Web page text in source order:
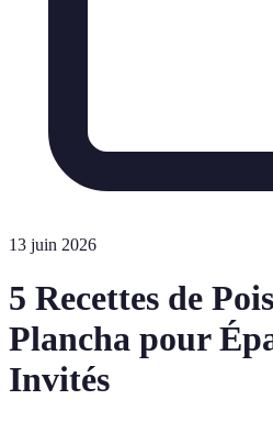
13 juin 2026
5 Recettes de
Plancha pour
Invités